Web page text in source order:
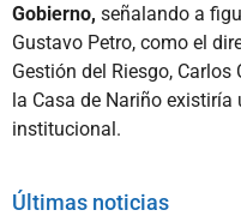
Gobierno, señalando a
Gustavo Petro, como el
Gestión del Riesgo,
la Casa de Nariño
institucional.
Últimas noticias